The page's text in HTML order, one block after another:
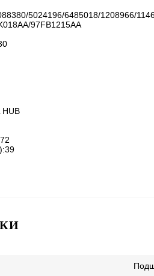
5024196/6485018/1208966/
97FB1215AA
HUB